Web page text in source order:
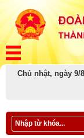
Chủ nhật, ngày 9/